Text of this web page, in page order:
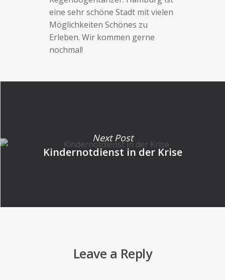
eine sehr schöne Stadt mit vielen
Möglichkeiten Schönes zu
Erleben. Wir kommen gerne
nochmal!
Next Post
Kindernotdienst in der Krise
Leave a Reply